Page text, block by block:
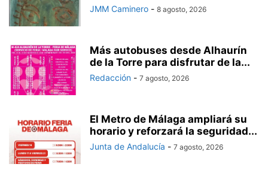
JMM Caminero - 8 agosto, 2026
Más autobuses desde Alhaurín
de la Torre para disfrutar de la...
Redacción - 7 agosto, 2026
El Metro de Málaga ampliará su
horario y reforzará la seguridad...
Junta de Andalucía - 7 agosto, 2026